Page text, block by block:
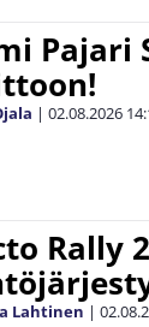
Pajari
| 02.08.2026
Rally
Lahtinen |